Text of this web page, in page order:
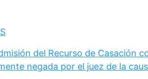
del Recurso de Casación
negada por el juez de la